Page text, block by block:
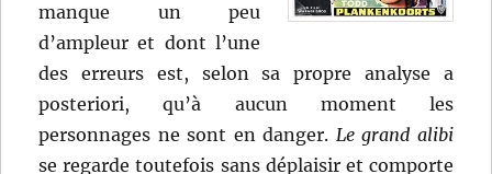
manque un peu
d’ampleur et dont l’une
des erreurs est, selon sa propre analyse a
posteriori, qu’à aucun moment les
personnages ne sont en danger. Le grand alibi
se regarde toutefois sans déplaisir et comporte